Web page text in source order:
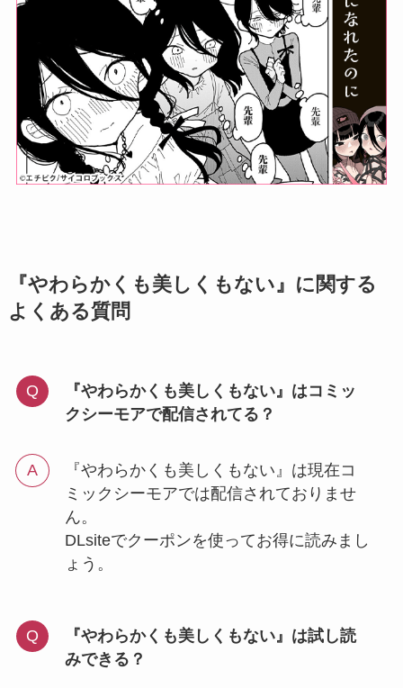
『やわらかくも美しくもない』に関する
よくある質問
『やわらかくも美しくもない』はコミッ
クシーモアで配信されてる？
『やわらかくも美しくもない』は現在コ
ミックシーモアでは配信されておりませ
ん。
DLsiteでクーポンを使ってお得に読みまし
ょう。
『やわらかくも美しくもない』は試し読
みできる？